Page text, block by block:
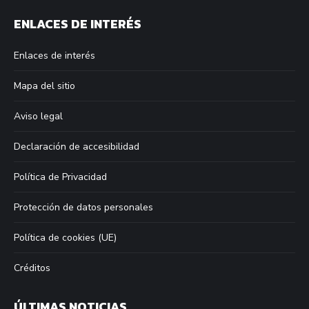
opens
new
window
opens
new
window
opens
new
window
opens
new
ENLACES DE INTERÉS
Enlaces de interés
Mapa del sitio
Aviso legal
Declaración de accesibilidad
Política de Privacidad
Protección de datos personales
Política de cookies (UE)
Créditos